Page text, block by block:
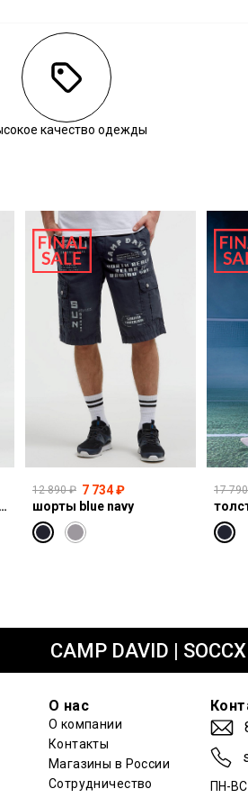
качество одежды
джинсы NI:CO:R611 light vintage print jogg
12 890 ₽ 7 734 ₽
шорты blue navy
17
CAMP DAVID | SOCCX
О нас
О компании
Контакты
Магазины в России
Сотрудничество
ПН-ВС